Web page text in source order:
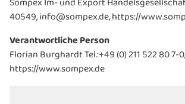
40549, info@sompex.de, https://
Verantwortliche Person
Florian Burghardt Tel.:+49 (0) 211 522 80
https://www.sompex.de